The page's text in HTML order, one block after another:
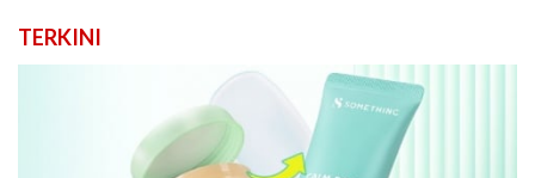
TERKINI